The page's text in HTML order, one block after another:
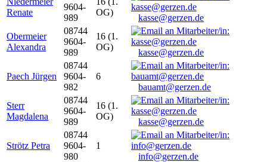
Renate
9604-
989
OG)
kasse@gerzen.de
Obermeier
Alexandra
08744
9604-
989
16 (1.
OG)
kasse@gerzen.de
Paech Jürgen
08744
9604-
982
6
bauamt@gerzen.de
Sterr
Magdalena
08744
9604-
989
16 (1.
OG)
kasse@gerzen.de
Strötz Petra
08744
9604-
980
1
info@gerzen.de